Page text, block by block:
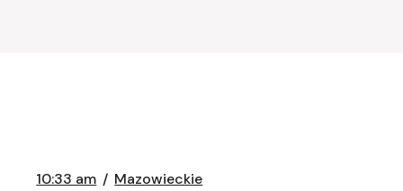
10:33 am Mazowieckie